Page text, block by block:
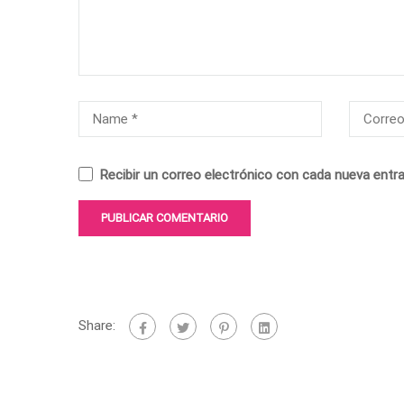
Recibir un correo electrónico con cada nueva
Share: